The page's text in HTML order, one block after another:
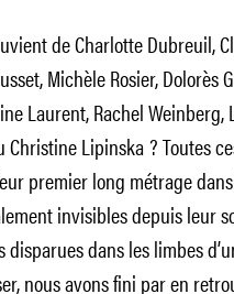
de Charlotte Dubreuil,
Michèle Rosier, Dolorès
Laurent, Rachel
Christine Lipinska ? Toutes
premier long métrage
invisibles depuis leur
dans les limbes
nous avons fini par en